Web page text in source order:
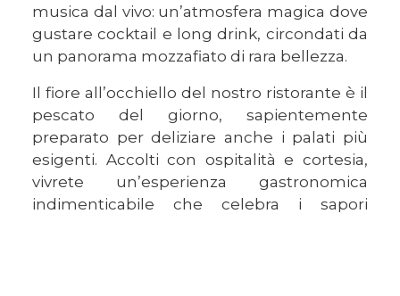
musica dal vivo: un’atmosfera magica dove
gustare cocktail e long drink, circondati da
un panorama mozzafiato di rara bellezza.
Il fiore all’occhiello del nostro ristorante è il
pescato del giorno, sapientemente
preparato per deliziare anche i palati più
esigenti. Accolti con ospitalità e cortesia,
vivrete un’esperienza gastronomica
indimenticabile che celebra i sapori